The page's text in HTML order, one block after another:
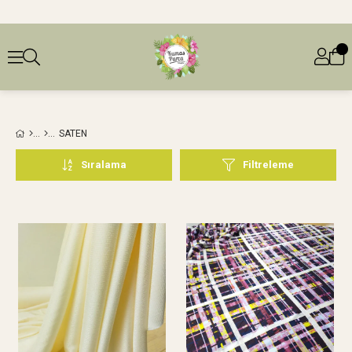
SATEN
Filtreleme
Sıralama